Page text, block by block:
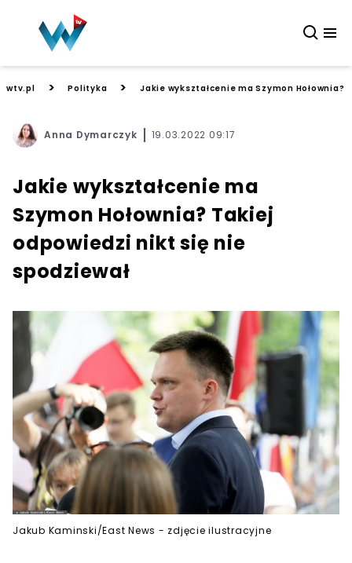
wtv.pl > Polityka > Jakie wykształcenie ma Szymon
Anna Dymarczyk 19.03.2022 09:17
Jakie wykształcenie ma
Szymon Hołownia? Takiej
odpowiedzi nikt się nie
spodziewał
Jakub Kaminski/East News - zdjęcie ilustracyjne